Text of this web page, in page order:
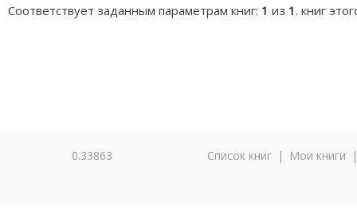
Соответствует заданным параметрам книг: 1 из 1. книг
0.33863 Список книг | Мои книги |